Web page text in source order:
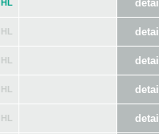
HL detail
HL detail
HL detail
HL detail
HL detail